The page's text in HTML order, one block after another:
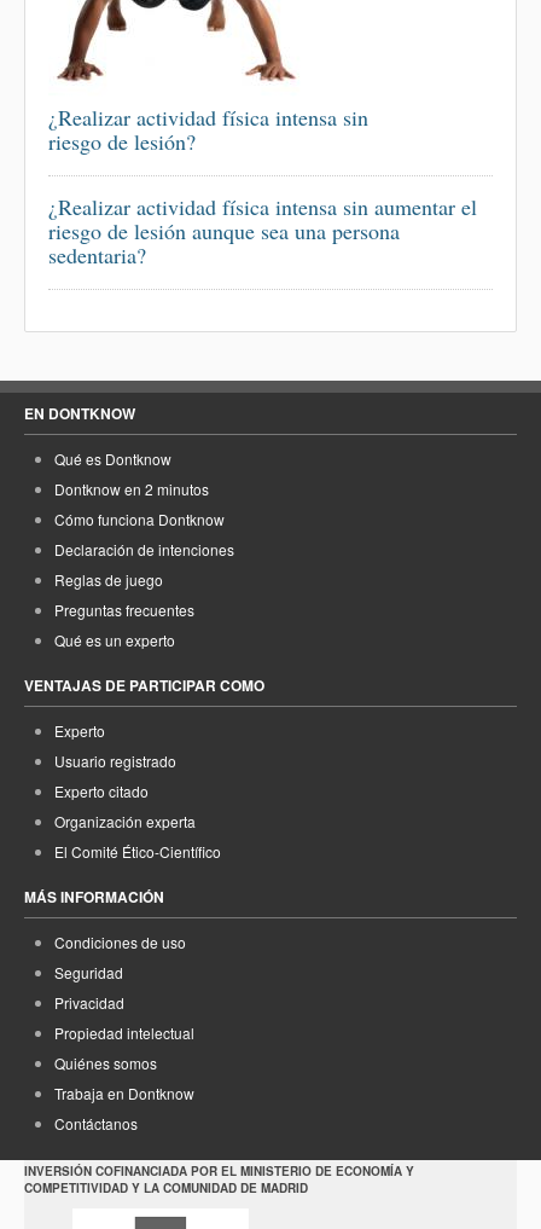
¿Realizar actividad física intensa sin
riesgo de lesión?
¿Realizar actividad física intensa sin aumentar el
riesgo de lesión aunque sea una persona
sedentaria?
EN DONTKNOW
Qué es Dontknow
Dontknow en 2 minutos
Cómo funciona Dontknow
Declaración de intenciones
Reglas de juego
Preguntas frecuentes
Qué es un experto
VENTAJAS DE PARTICIPAR COMO
Experto
Usuario registrado
Experto citado
Organización experta
El Comité Ético-Científico
MÁS INFORMACIÓN
Condiciones de uso
Seguridad
Privacidad
Propiedad intelectual
Quiénes somos
Trabaja en Dontknow
Contáctanos
INVERSIÓN COFINANCIADA POR EL MINISTERIO DE ECONOMÍA Y
COMPETITIVIDAD Y LA COMUNIDAD DE MADRID